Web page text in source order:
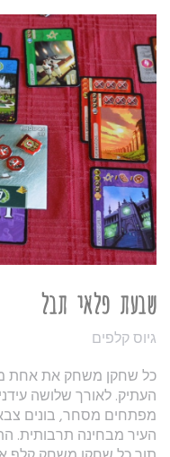
שבעת פלאי תבל
גיוס קלפים
כל שחקן משחק את אחת
העתיק. לאורך שלושה
מפתחים מסחר, בונים
העיר מבחינה תרבותית.